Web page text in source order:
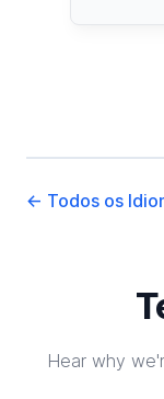
← Todos os
Hear why